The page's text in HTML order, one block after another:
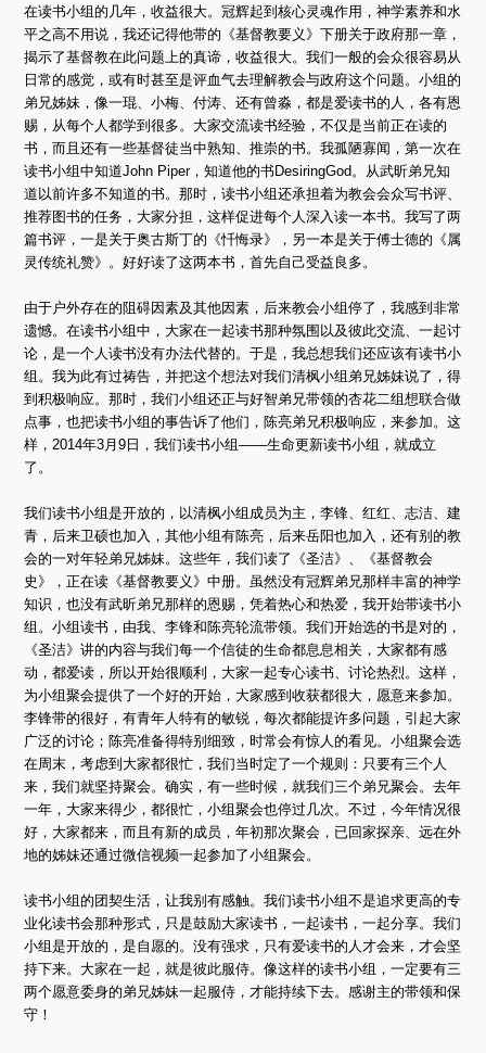
在读书小组的几年，收益很大。冠辉起到核心灵魂作用，神学素养和水
平之高不用说，我还记得他带的《基督教要义》下册关于政府那一章，
揭示了基督教在此问题上的真谛，收益很大。我们一般的会众很容易从
日常的感觉，或有时甚至是评血气去理解教会与政府这个问题。小组的
弟兄姊妹，像一琨、小梅、付涛、还有曾淼，都是爱读书的人，各有恩
赐，从每个人都学到很多。大家交流读书经验，不仅是当前正在读的
书，而且还有一些基督徒当中熟知、推崇的书。我孤陋寡闻，第一次在
读书小组中知道John Piper，知道他的书DesiringGod。从武昕弟兄知
道以前许多不知道的书。那时，读书小组还承担着为教会会众写书评、
推荐图书的任务，大家分担，这样促进每个人深入读一本书。我写了两
篇书评，一是关于奥古斯丁的《忏悔录》，另一本是关于傅士德的《属
灵传统礼赞》。好好读了这两本书，首先自己受益良多。
由于户外存在的阻碍因素及其他因素，后来教会小组停了，我感到非常
遗憾。在读书小组中，大家在一起读书那种氛围以及彼此交流、一起讨
论，是一个人读书没有办法代替的。于是，我总想我们还应该有读书小
组。我为此有过祷告，并把这个想法对我们清枫小组弟兄姊妹说了，得
到积极响应。那时，我们小组还正与好智弟兄带领的杏花二组想联合做
点事，也把读书小组的事告诉了他们，陈亮弟兄积极响应，来参加。这
样，2014年3月9日，我们读书小组——生命更新读书小组，就成立
了。
我们读书小组是开放的，以清枫小组成员为主，李锋、红红、志洁、建
青，后来卫硕也加入，其他小组有陈亮，后来岳阳也加入，还有别的教
会的一对年轻弟兄姊妹。这些年，我们读了《圣洁》、《基督教会
史》，正在读《基督教要义》中册。虽然没有冠辉弟兄那样丰富的神学
知识，也没有武昕弟兄那样的恩赐，凭着热心和热爱，我开始带读书小
组。小组读书，由我、李锋和陈亮轮流带领。我们开始选的书是对的，
《圣洁》讲的内容与我们每一个信徒的生命都息息相关，大家都有感
动，都爱读，所以开始很顺利，大家一起专心读书、讨论热烈。这样，
为小组聚会提供了一个好的开始，大家感到收获都很大，愿意来参加。
李锋带的很好，有青年人特有的敏锐，每次都能提许多问题，引起大家
广泛的讨论；陈亮准备得特别细致，时常会有惊人的看见。小组聚会选
在周末，考虑到大家都很忙，我们当时定了一个规则：只要有三个人
来，我们就坚持聚会。确实，有一些时候，就我们三个弟兄聚会。去年
一年，大家来得少，都很忙，小组聚会也停过几次。不过，今年情况很
好，大家都来，而且有新的成员，年初那次聚会，已回家探亲、远在外
地的姊妹还通过微信视频一起参加了小组聚会。
读书小组的团契生活，让我别有感触。我们读书小组不是追求更高的专
业化读书会那种形式，只是鼓励大家读书，一起读书，一起分享。我们
小组是开放的，是自愿的。没有强求，只有爱读书的人才会来，才会坚
持下来。大家在一起，就是彼此服侍。像这样的读书小组，一定要有三
两个愿意委身的弟兄姊妹一起服侍，才能持续下去。感谢主的带领和保
守！